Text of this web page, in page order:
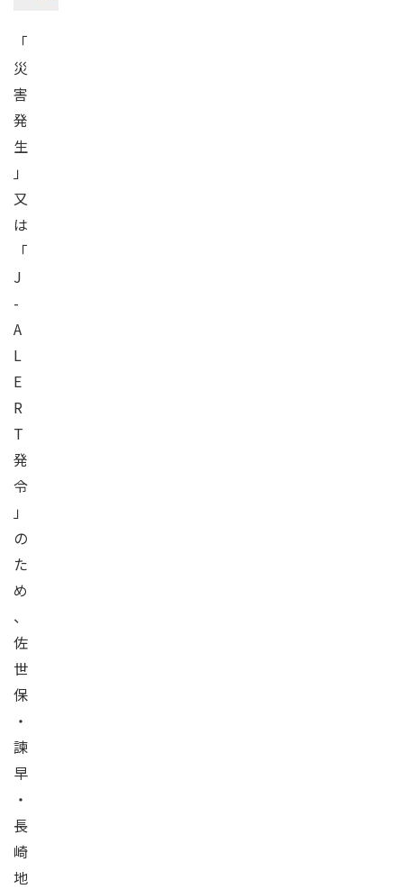
「
災
害
発
生
」
又
は
「
J
-
A
L
E
R
T
発
令
」
の
た
め
、
佐
世
保
・
諫
早
・
長
崎
地